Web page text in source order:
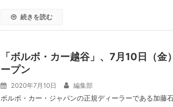
続きを読む
「ボルボ・カー越谷」、7月10日（
ープン
2020年7月10日 編集部
ボルボ・カー・ジャパンの正規ディーラーである加藤